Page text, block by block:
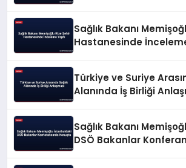
Sağlık Bakanı
Hastanesinde
Türkiye ve Suriye
Alanında İş Birliği
Sağlık Bakanı
DSÖ Bakanlar